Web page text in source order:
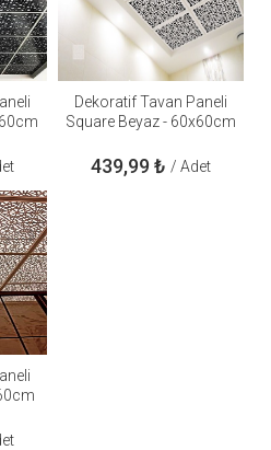
Dekoratif Tavan Paneli
Square Beyaz - 60x60cm
439,99₺ / Adet